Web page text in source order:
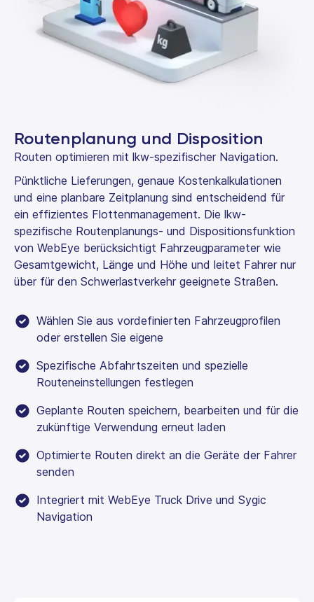
Routenplanung und Disposition
Routen optimieren mit lkw-spezifischer Navigation.
Pünktliche Lieferungen, genaue Kostenkalkulationen
und eine planbare Zeitplanung sind entscheidend für
ein effizientes Flottenmanagement. Die lkw-
spezifische Routenplanungs- und Dispositionsfunktion
von WebEye berücksichtigt Fahrzeugparameter wie
Gesamtgewicht, Länge und Höhe und leitet Fahrer nur
über für den Schwerlastverkehr geeignete Straßen.
Wählen Sie aus vordefinierten Fahrzeugprofilen
oder erstellen Sie eigene
Spezifische Abfahrtszeiten und spezielle
Routeneinstellungen festlegen
Geplante Routen speichern, bearbeiten und für die
zukünftige Verwendung erneut laden
Optimierte Routen direkt an die Geräte der Fahrer
senden
Integriert mit WebEye Truck Drive und Sygic
Navigation